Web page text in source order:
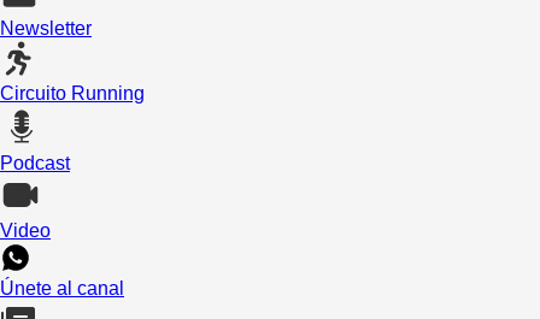
Newsletter
Circuito Running
Podcast
Video
Únete al canal